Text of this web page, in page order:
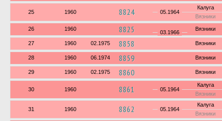
25 1960 8824 05.1964
Калуга
Вязники
26 1960 8825 03.1966
Вязники
27 1960 02.1975 8858 Вязники
28 1960 06.1974 8859 Вязники
29 1960 02.1975 8860 Вязники
30 1960 8861 05.1964
Калуга
Вязники
31 1960 8862 05.1964
Калуга
Вязники